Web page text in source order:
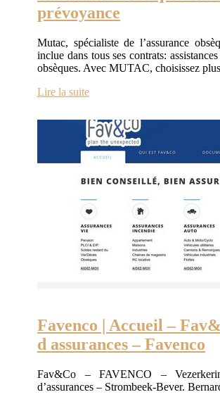
prévoyance
Mutac, spécialiste de l’assurance
inclue dans tous ses contrats:
obsèques. Avec MUTAC, choisissez
Lire la suite
Favenco | Accueil –
d assurances – Favenco
Fav&Co – FAVENCO –
d’assurances – Strombeek-Bever.